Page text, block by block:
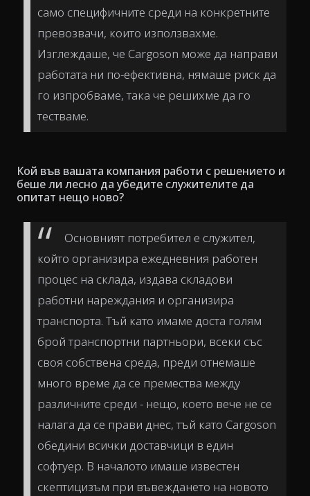
само специфичните среди на конкретните
превозвачи, които използвахме.
Изглеждаше, че Cargoson може да направи
работата ни по-ефективна, нямаше риск да
го изпробваме, така че решихме да го
тестваме.
Кой във вашата компания работи с решението и
беше ли лесно да убедите служителите да
опитат нещо ново?
Основният потребител е служител,
който организира ежедневния работен
процес на склада, издава складови
работни нареждания и организира
транспорта. Тъй като имаме доста голям
брой транспортни партньори, всеки със
своя собствена среда, преди отнемаше
много време да се премества между
различните среди - нещо, което вече не се
налага да се прави днес, тъй като Cargoson
обедини всички доставчици в един
софтуер. В началото имаше известен
скептицизъм при въвеждането на новото